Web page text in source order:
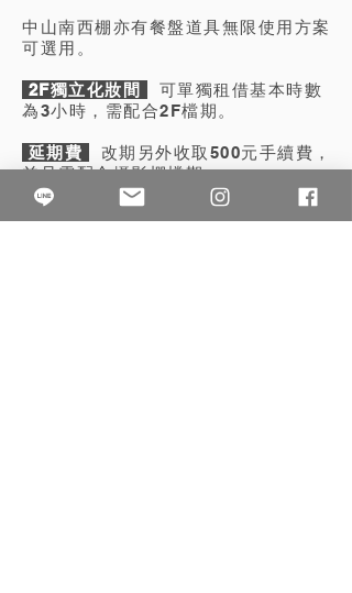
中山南西棚亦有餐盤道具無限使用方案
可選用。
2F獨立化妝間
可單獨租借基本時數
為3小時，需配合2F檔期。
延期費
改期另外收取500元手續費，
並且需配合攝影棚檔期。